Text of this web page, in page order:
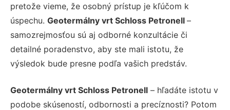
pretože vieme, že osobný prístup je kľúčom k
úspechu. Geotermálny vrt Schloss Petronell –
samozrejmosťou sú aj odborné konzultácie či
detailné poradenstvo, aby ste mali istotu, že
výsledok bude presne podľa vašich predstáv.
Geotermálny vrt Schloss Petronell – hľadáte istotu v
podobe skúseností, odbornosti a precíznosti? Potom